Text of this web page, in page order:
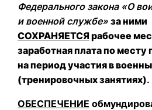
Федерального закона «О
и военной службе» за ними
СОХРАНЯЕТСЯрабочее
заработная плата по
на период участия в
(тренировочных занятиях).
ОБЕСПЕЧЕНИЕ